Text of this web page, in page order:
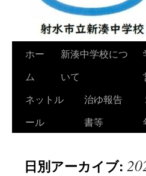
ホー
ム
新湊中学校につ
いて
ネットル
ール
治ゆ報告
書等
日別アーカイブ: